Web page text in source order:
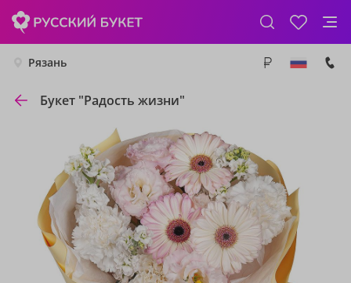
Рязань
Букет "Радость жизни"